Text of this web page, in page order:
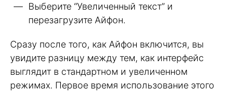
Выберите “Увеличенный текст” и
перезагрузите Айфон.
Сразу после того, как Айфон включится, вы
увидите разницу между тем, как интерфейс
выглядит в стандартном и увеличенном
режимах. Первое время использование этого